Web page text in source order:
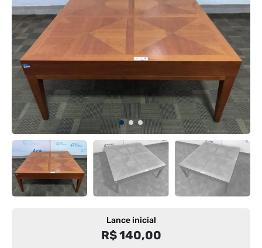
Lance inicial
R$ 140,00